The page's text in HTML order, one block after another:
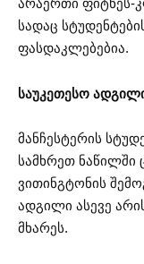
არაერთი ფიტნეს-
სადაც
ფასდაკლებებია.
საუკეთესო
მანჩესტერის
სამხრეთ
ვითინგტონის
ადგილი ასევე
მხარეს.